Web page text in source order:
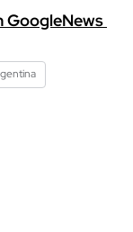
GoogleNews